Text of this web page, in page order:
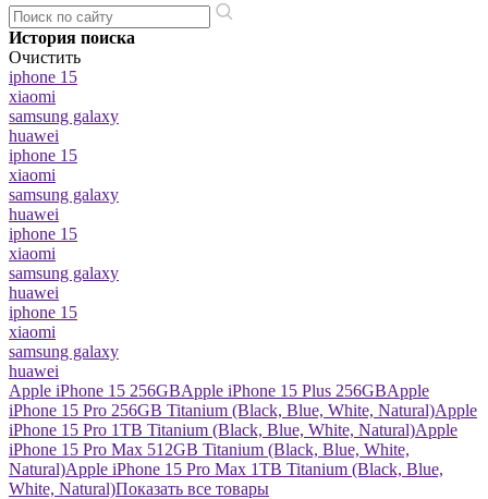
История поиска
Очистить
iphone 15
xiaomi
samsung galaxy
huawei
iphone 15
xiaomi
samsung galaxy
huawei
iphone 15
xiaomi
samsung galaxy
huawei
iphone 15
xiaomi
samsung galaxy
huawei
Apple iPhone 15 256GBApple iPhone 15 Plus 256GBApple
iPhone 15 Pro 256GB Titanium (Black, Blue, White, Natural)Apple
iPhone 15 Pro 1TB Titanium (Black, Blue, White, Natural)Apple
iPhone 15 Pro Max 512GB Titanium (Black, Blue, White,
Natural)Apple iPhone 15 Pro Max 1TB Titanium (Black, Blue,
White, Natural)Показать все товары